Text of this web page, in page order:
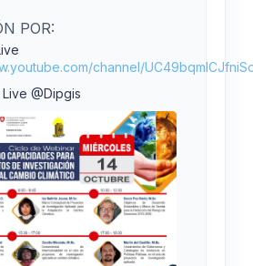
POR:
channel/
@Dipgis